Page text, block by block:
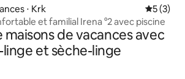
⋅ Krk
5 (3)
et familial Irena °2 avec piscine
de vacances avec
linge et sèche-linge